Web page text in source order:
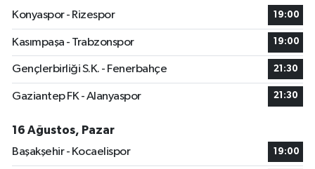
Konyaspor - Rizespor
19:00
Kasımpaşa - Trabzonspor 19:00
Gençlerbirliği S.K. - Fenerbahçe 21:30
Gaziantep FK - Alanyaspor 21:30
16 Ağustos, Pazar
Başakşehir - Kocaelispor
19:00